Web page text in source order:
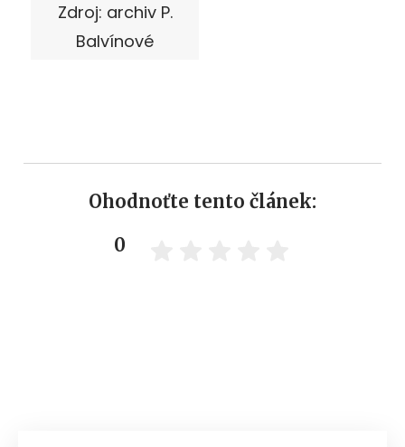
Zdroj: archiv P.
Balvínové
Ohodnoťte tento článek:
0